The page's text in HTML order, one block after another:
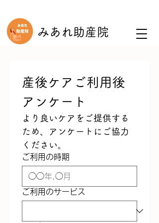
みあれ助産院
産後ケアご利用後
アンケート
より良いケアをご提供する
ため、アンケートにご協力
ください。
ご利用の時期
ご利用のサービス